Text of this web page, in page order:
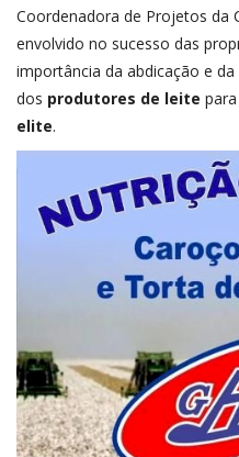
Coordenadora de Projetos da
envolvido no sucesso das
importância da abdicação e
dos produtores de leite
elite.